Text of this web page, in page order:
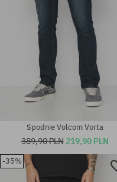
Spodnie Volcom Vorta
389,90 PLN 219,90 PLN
-35%